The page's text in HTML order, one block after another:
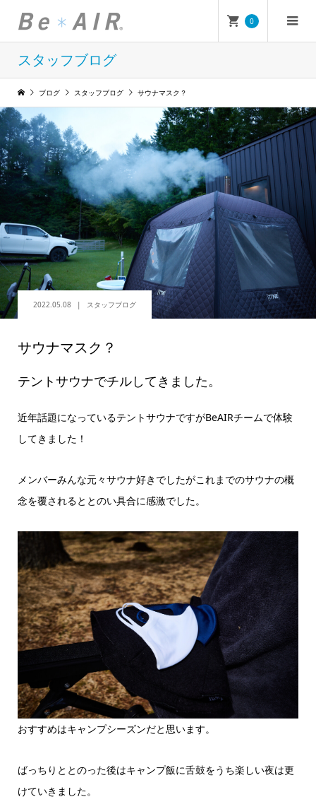
0
スタッフブログ
ブログ スタッフブログ サウナマスク？
2022.05.08 スタッフブログ
サウナマスク？
テントサウナでチルしてきました。
近年話題になっているテントサウナですがBeAIRチームで体験
してきました！
メンバーみんな元々サウナ好きでしたがこれまでのサウナの概
念を覆されるととのい具合に感激でした。
おすすめはキャンプシーズンだと思います。
ばっちりととのった後はキャンプ飯に舌鼓をうち楽しい夜は更
けていきました。